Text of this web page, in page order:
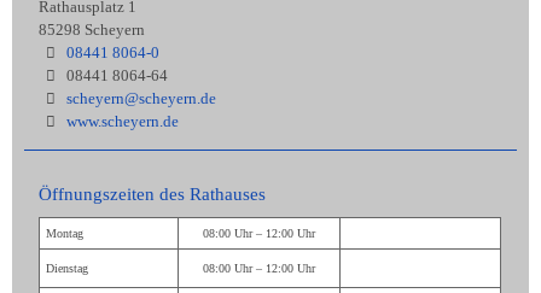
Rathausplatz 1
85298 Scheyern
08441 8064-0
08441 8064-64
scheyern@scheyern.de
www.scheyern.de
Öffnungszeiten des Rathauses
Montag 08:00 Uhr – 12:00 Uhr
Dienstag 08:00 Uhr – 12:00 Uhr